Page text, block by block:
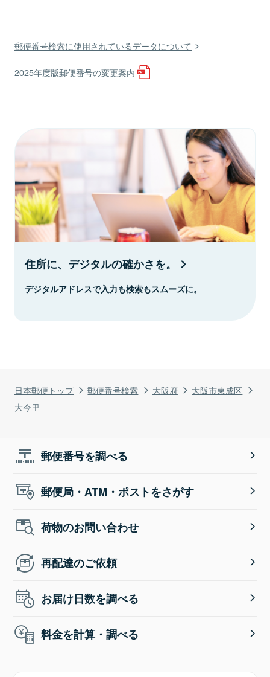
日本郵便トップ 郵便番号検索 大阪府
大阪市東成区
大今里
郵便番号検索に使用されているデータについて
2025年度版郵便番号の変更案内
住所に、デジタルの確かさを。
デジタルアドレスで入力も検索もスムーズに。
郵便番号を調べる
郵便局・ATM・ポストをさがす
荷物のお問い合わせ
再配達のご依頼
お届け日数を調べる
料金を計算・調べる